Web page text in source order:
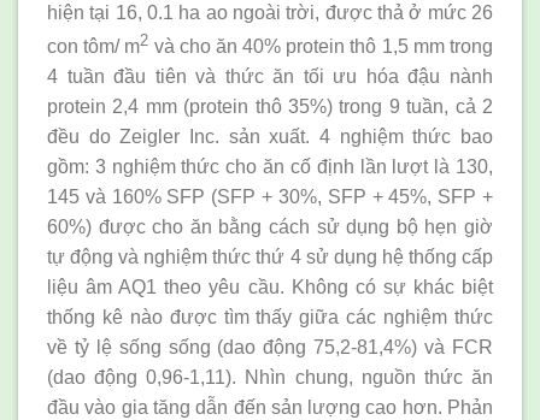
hiện tại 16, 0.1 ha ao ngoài trời, được thả ở mức 26
con tôm/ m2 và cho ăn 40% protein thô 1,5 mm trong
4 tuần đầu tiên và thức ăn tối ưu hóa đậu nành
protein 2,4 mm (protein thô 35%) trong 9 tuần, cả 2
đều do Zeigler Inc. sản xuất. 4 nghiệm thức bao
gồm: 3 nghiệm thức cho ăn cố định lần lượt là 130,
145 và 160% SFP (SFP + 30%, SFP + 45%, SFP +
60%) được cho ăn bằng cách sử dụng bộ hẹn giờ
tự động và nghiệm thức thứ 4 sử dụng hệ thống cấp
liệu âm AQ1 theo yêu cầu. Không có sự khác biệt
thống kê nào được tìm thấy giữa các nghiệm thức
về tỷ lệ sống sống (dao động 75,2-81,4%) và FCR
(dao động 0,96-1,11). Nhìn chung, nguồn thức ăn
đầu vào gia tăng dẫn đến sản lượng cao hơn. Phản